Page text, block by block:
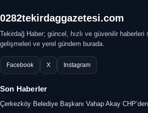
0282tekirdaggazetesi.com
Tekirdağ Haber; güncel, hızlı ve güvenilir
gelişmeleri ve yerel gündem burada.
Facebook X Instagram
Son Haberler
Çerkezköy Belediye Başkanı Vahap Akay